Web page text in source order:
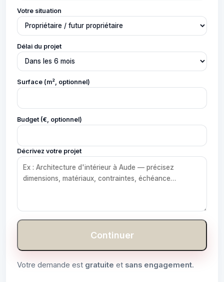
Votre situation
Délai du projet
Surface (m², optionnel)
Budget (€, optionnel)
Décrivez votre projet
Continuer
Votre demande est gratuite et sans engagement.